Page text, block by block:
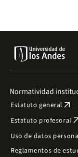
Normatividad
Estatuto general arrow_outward
Estatuto profesoral
Uso de datos
Reglamentos de